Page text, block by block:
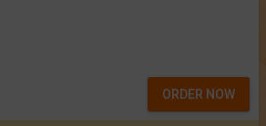
ORDER NOW